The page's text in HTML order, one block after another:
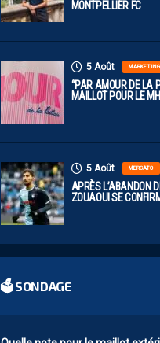
MONTPELLIER FC
5 Août MARKETING
“PAR AMOUR DE LA
MAILLOT POUR LE
5 Août MERCATO
APRÈS L’ABANDON
ZOUAOUI SE
🗳 SONDAGE